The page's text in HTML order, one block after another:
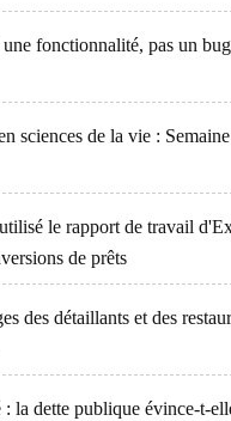
fonctionnalité, pas un
sciences de la vie :
le rapport de travail
de prêts
des détaillants et des
la dette publique évince-t-